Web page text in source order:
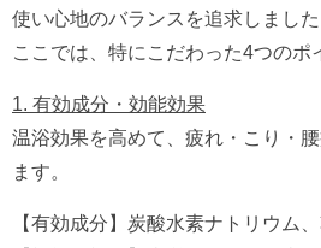
使い心地のバランスを追求しました
ここでは、特にこだわった4つのポ
1. 有効成分・効能効果
温浴効果を高めて、疲れ・こり・
ます。
【有効成分】炭酸水素ナトリウム